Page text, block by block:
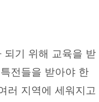
되기 위해 교육을 받
전들을 받아야 한
러 지역에 세워지고